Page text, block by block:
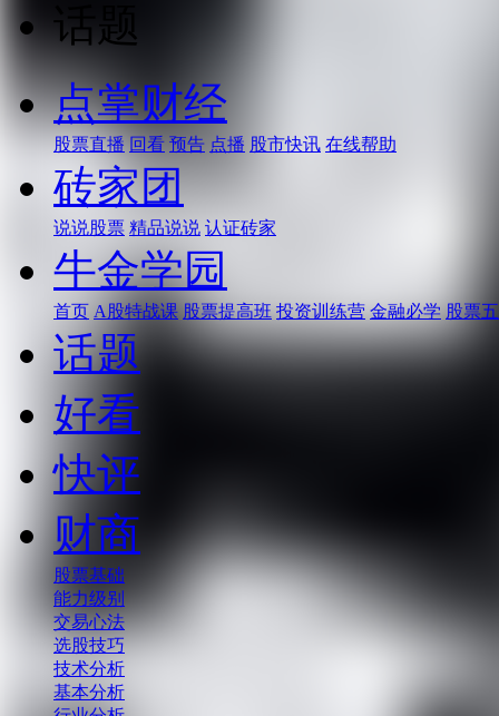
话题
点掌财经
股票直播 回看 预告 点播 股市快讯 在线帮助
砖家团
说说股票 精品说说 认证砖家
牛金学园
首页 A股特战课 股票提高班 投资训练营 金融必学 股票
话题
好看
快评
财商
股票基础
能力级别
交易心法
选股技巧
技术分析
基本分析